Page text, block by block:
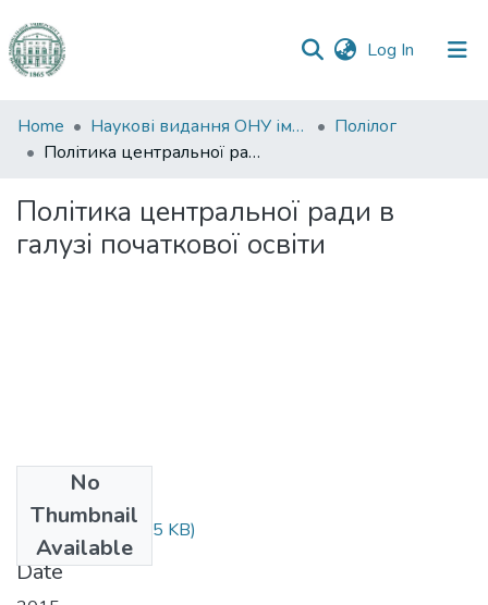
Log In (current)
Communities
&
All of DSpace
Home Наукові видання ОНУ імені І. І. Мечникова
Полілог
Політика центральної ради в галузі початкової освіти
Політика центральної ради в
галузі початкової освіти
No
Thumbnail
Available
37-39.pdf(366.85 KB)
Date